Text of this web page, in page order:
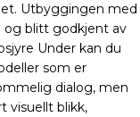
Utbyggingen med
og blitt godkjent av
Under kan du
som er
dialog, men
visuellt blikk,